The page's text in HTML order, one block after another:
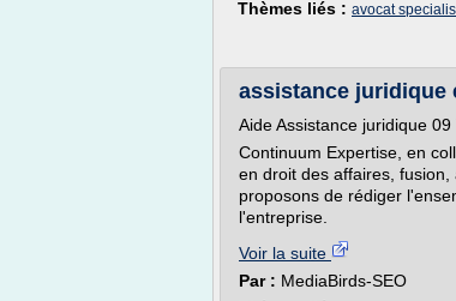
Thèmes liés : avocat
assistance juridique
Aide Assistance juridique
Continuum Expertise, en
en droit des affaires,
proposons de rédiger
l'entreprise.
Voir la suite
Par : MediaBirds-SEO